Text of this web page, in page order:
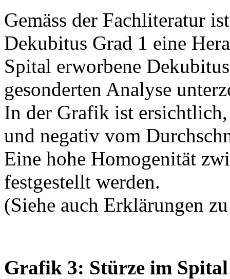
Gemäss der Fachliteratur
Dekubitus Grad 1 eine
Spital erworbene
gesonderten Analyse
In der Grafik ist
und negativ vom
Eine hohe Homogenität
festgestellt werden.
(Siehe auch Erklärungen
Grafik 3: Stürze im Spital